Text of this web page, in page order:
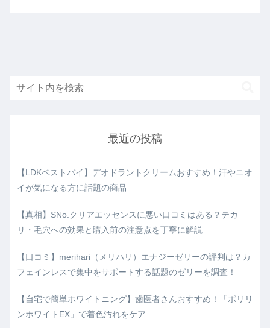
最近の投稿
【LDKベストバイ】デオドラントクリームおすすめ！汗やニオ
イが気になる方に話題の商品
【真相】SNo.クリアエッセンスに悪い口コミはある？テカ
リ・毛穴への効果と購入前の注意点を丁寧に解説
【口コミ】merihari（メリハリ）エナジーゼリーの評判は？カ
フェインレスで集中をサポートする話題のゼリーを調査！
【自宅で簡単ホワイトニング】歯医者さんおすすめ！「ポリリ
ンホワイトEX」で着色汚れをケア